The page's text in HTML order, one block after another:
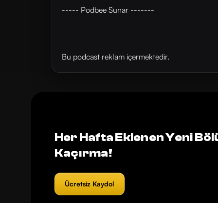
----- Podbee Sunar -------
Bu podcast reklam içermektedir.
Her Hafta Eklenen Yeni
Kaçırma!
Ücretsiz Kaydol